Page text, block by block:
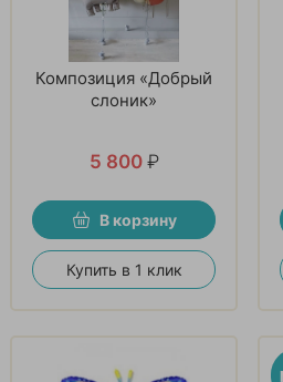
Композиция «Добрый
слоник»
5 800 ₽
В корзину
Купить в 1 клик